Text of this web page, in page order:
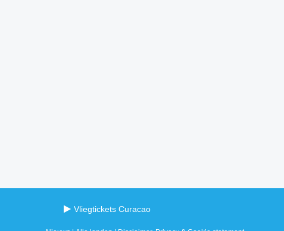
Vliegtickets Curacao